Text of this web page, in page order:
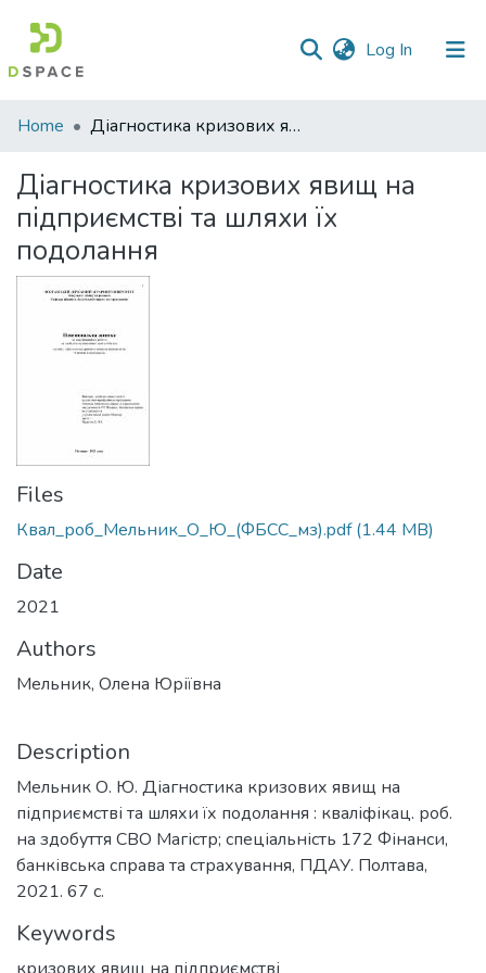
Log In (current)
Communities
Collections
All of DSpace
Statistics
Home Діагностика кризових явищ на підприємстві та шляхи їх подолання
Діагностика кризових явищ на
підприємстві та шляхи їх
подолання
Files
Квал_роб_Мельник_О_Ю_(ФБСС_мз).pdf(1.44 MB)
Date
2021
Authors
Мельник, Олена Юріївна
Description
Мельник О. Ю. Діагностика кризових явищ на
підприємстві та шляхи їх подолання : кваліфікац. роб.
на здобуття СВО Магістр; спеціальність 172 Фінанси,
банківська справа та страхування, ПДАУ. Полтава,
2021. 67 с.
Keywords